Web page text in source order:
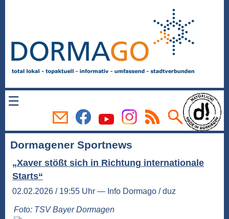
☰
Dormagener Sportnews
„Xaver stößt sich in Richtung internationale
Starts“
02.02.2026 / 19:55 Uhr — Info Dormago / duz
Foto: TSV Bayer Dormagen